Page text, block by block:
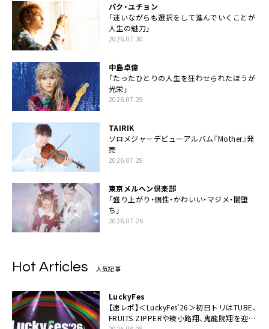
パク・ユチョン
「迷いながらも選択をして進んでいくことが
人生の魅力」
2026.07.30
中島卓偉
「たったひとりの人生を狂わせられたほうが
光栄」
2026.07.29
TAIRIK
ソロメジャーデビューアルバム『Mother』発
売
2026.07.29
東京メルヘン倶楽部
「盛り上がり・個性・かわいい・マジメ・闇堕
ち」
2026.07.26
Hot Articles 人気記事
LuckyFes
【速レポ】＜LuckyFes’26＞初日トリはTUBE、
FRUITS ZIPPERや綾小路翔、鬼龍院翔を迎え